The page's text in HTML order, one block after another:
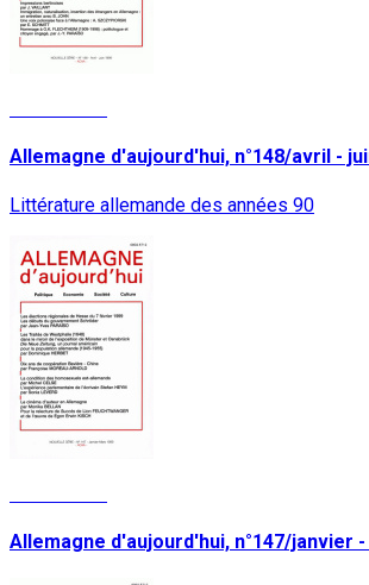
Allemagne d'aujourd'hui, n°148/avril -
Littérature allemande des années 90
Allemagne d'aujourd'hui, n°147/janvier